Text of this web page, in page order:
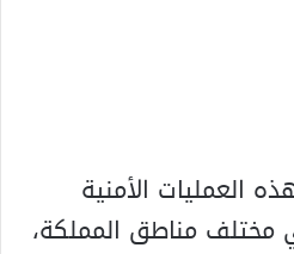
العمليات الأمنية
مناطق المملكة،